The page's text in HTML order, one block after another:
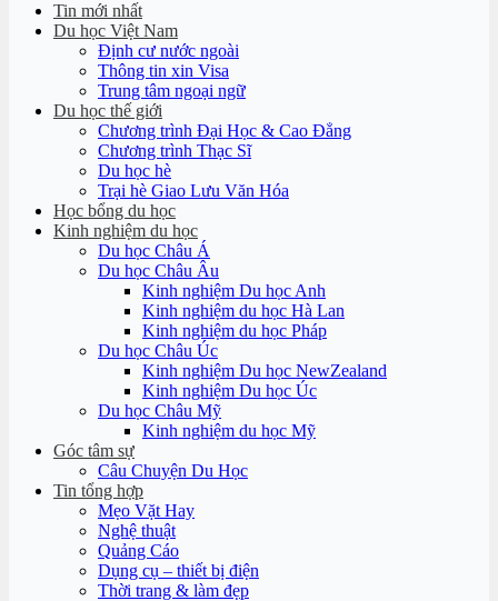
Tin mới nhất
Du học Việt Nam
Định cư nước ngoài
Thông tin xin Visa
Trung tâm ngoại ngữ
Du học thế giới
Chương trình Đại Học & Cao Đẳng
Chương trình Thạc Sĩ
Du học hè
Trại hè Giao Lưu Văn Hóa
Học bổng du học
Kinh nghiệm du học
Du học Châu Á
Du học Châu Âu
Kinh nghiệm Du học Anh
Kinh nghiệm du học Hà Lan
Kinh nghiệm du học Pháp
Du học Châu Úc
Kinh nghiệm Du học NewZealand
Kinh nghiệm Du học Úc
Du học Châu Mỹ
Kinh nghiệm du học Mỹ
Góc tâm sự
Câu Chuyện Du Học
Tin tổng hợp
Mẹo Vặt Hay
Nghệ thuật
Quảng Cáo
Dụng cụ – thiết bị điện
Thời trang & làm đẹp